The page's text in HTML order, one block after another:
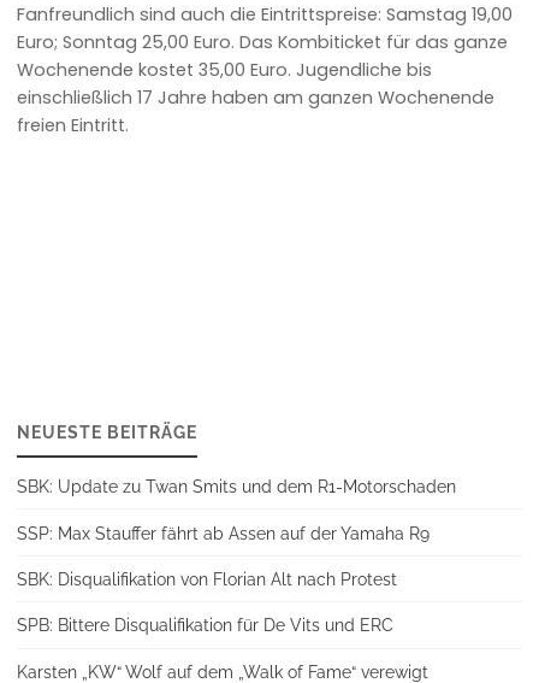
Fanfreundlich sind auch die Eintrittspreise: Samstag 19,00
Euro; Sonntag 25,00 Euro. Das Kombiticket für das ganze
Wochenende kostet 35,00 Euro. Jugendliche bis
einschließlich 17 Jahre haben am ganzen Wochenende
freien Eintritt.
NEUESTE BEITRÄGE
SBK: Update zu Twan Smits und dem R1-Motorschaden
SSP: Max Stauffer fährt ab Assen auf der Yamaha R9
SBK: Disqualifikation von Florian Alt nach Protest
SPB: Bittere Disqualifikation für De Vits und ERC
Karsten „KW“ Wolf auf dem „Walk of Fame“ verewigt